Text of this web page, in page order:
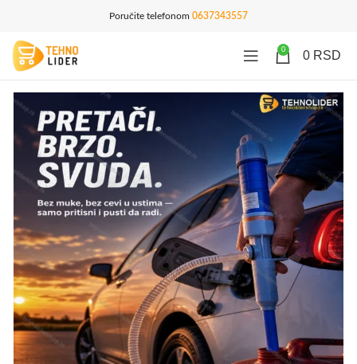
Poručite telefonom 0637343557
0 0 RSD